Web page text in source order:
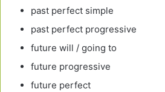
past perfect simple
past perfect progressive
future will / going to
future progressive
future perfect